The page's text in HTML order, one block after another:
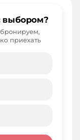
выбором?
приехать